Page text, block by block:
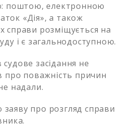
поштою, електронною
«Дія», а також
справи розміщується на
і є загальнодоступною.
засідання не
про поважність причин
надали.
про розгляд справи